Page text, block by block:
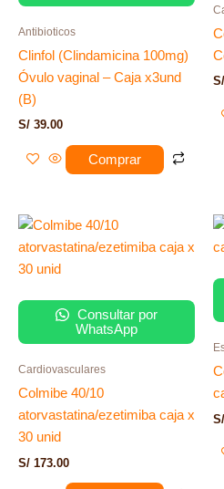
Antibioticos
Clinfol (Clindamicina 100mg)
Óvulo vaginal – Caja x3und
(B)
S/ 39.00
Comprar
S/
Consultar por
WhatsApp
Cardiovasculares
Colmibe 40/10
atorvastatina/ezetimiba caja x
30 unid
S/ 173.00
S/